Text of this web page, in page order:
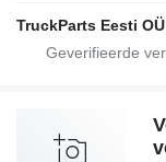
TruckParts Eesti OÜ